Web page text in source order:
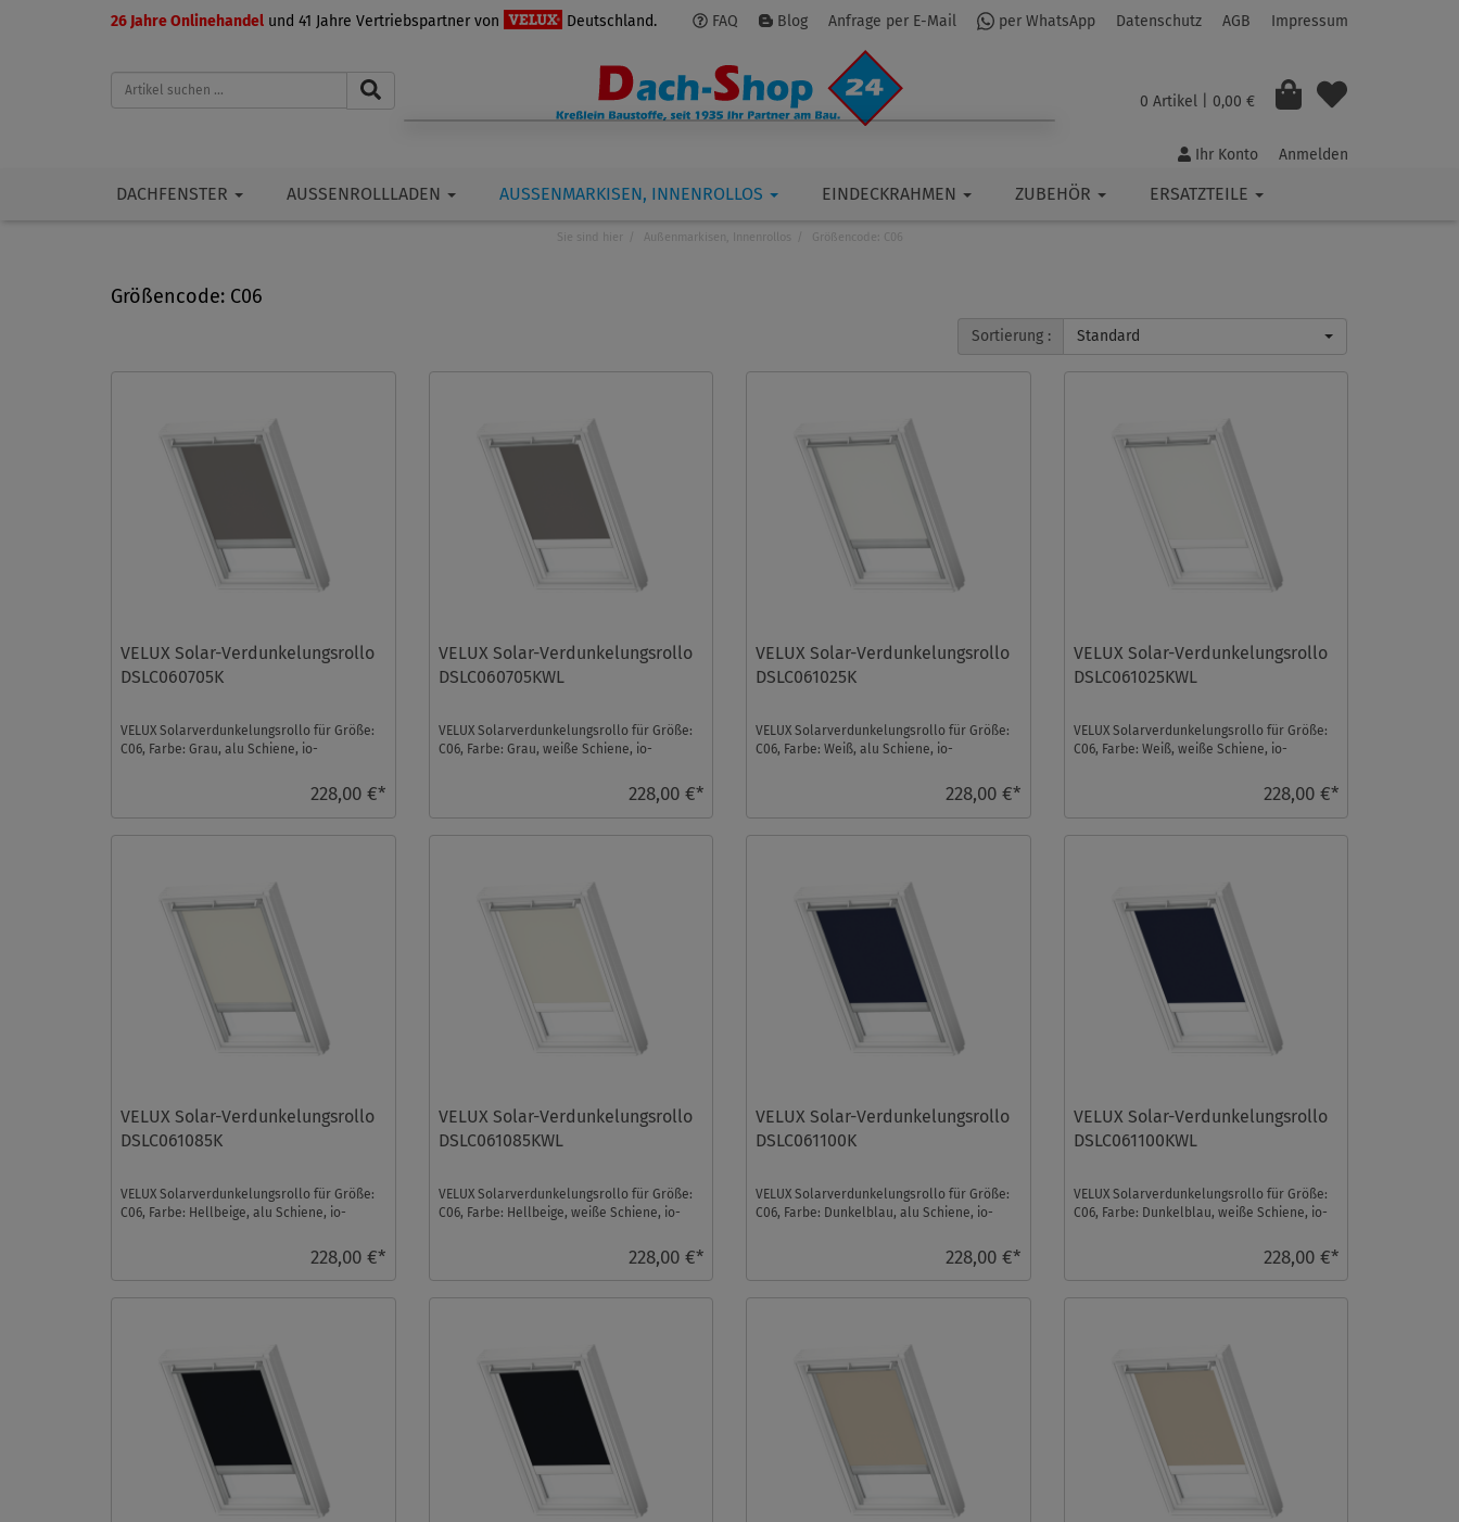
26 Jahre Onlinehandel und 41 Jahre Vertriebspartner von Deutschland. FAQ Blog Anfrage per E-Mail per WhatsApp Datenschutz AGB Impressum
0 Artikel | 0,00 €
Ihr Konto Anmelden
DACHFENSTER AUSSENROLLLADEN AUSSENMARKISEN, INNENROLLOS EINDECKRAHMEN ZUBEHÖR ERSATZTEILE
Sie sind hier Außenmarkisen, Innenrollos Größencode: C06
Größencode: C06
Sortierung : Standard
VELUX Solar-Verdunkelungsrollo
DSLC060705K
VELUX Solarverdunkelungsrollo für Größe:
C06, Farbe: Grau, alu Schiene, io-
228,00 €*
VELUX Solar-Verdunkelungsrollo
DSLC060705KWL
VELUX Solarverdunkelungsrollo für Größe:
C06, Farbe: Grau, weiße Schiene, io-
228,00 €*
VELUX Solar-Verdunkelungsrollo
DSLC061025K
VELUX Solarverdunkelungsrollo für Größe:
C06, Farbe: Weiß, alu Schiene, io-
228,00 €*
VELUX Solar-Verdunkelungsrollo
DSLC061025KWL
VELUX Solarverdunkelungsrollo für Größe:
C06, Farbe: Weiß, weiße Schiene, io-
228,00 €*
VELUX Solar-Verdunkelungsrollo
DSLC061085K
VELUX Solarverdunkelungsrollo für Größe:
C06, Farbe: Hellbeige, alu Schiene, io-
228,00 €*
VELUX Solar-Verdunkelungsrollo
DSLC061085KWL
VELUX Solarverdunkelungsrollo für Größe:
C06, Farbe: Hellbeige, weiße Schiene, io-
228,00 €*
VELUX Solar-Verdunkelungsrollo
DSLC061100K
VELUX Solarverdunkelungsrollo für Größe:
C06, Farbe: Dunkelblau, alu Schiene, io-
228,00 €*
VELUX Solar-Verdunkelungsrollo
DSLC061100KWL
VELUX Solarverdunkelungsrollo für Größe:
C06, Farbe: Dunkelblau, weiße Schiene, io-
228,00 €*